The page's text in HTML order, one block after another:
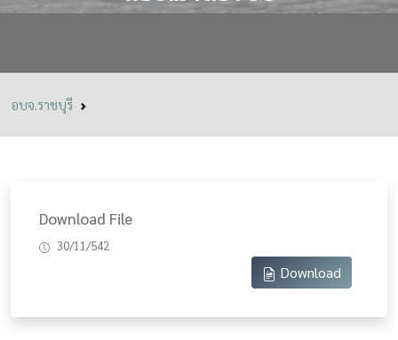
อบจ.ราชบุรี
Download File
30/11/542
Download